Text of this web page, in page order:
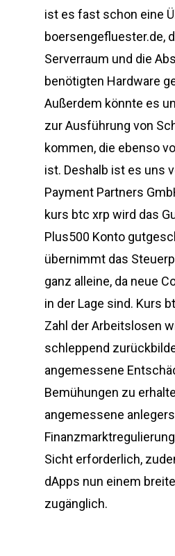
ist es fast schon eine
boersengefluester.de,
Serverraum und die
benötigten Hardware
Außerdem könnte es
zur Ausführung von
kommen, die ebenso
ist. Deshalb ist es uns
Payment Partners
kurs btc xrp wird das
Plus500 Konto
übernimmt das
ganz alleine, da neue
in der Lage sind. Kurs
Zahl der Arbeitslosen
schleppend
angemessene
Bemühungen zu
angemessene
Sicht erforderlich,
dApps nun einem
zugänglich.